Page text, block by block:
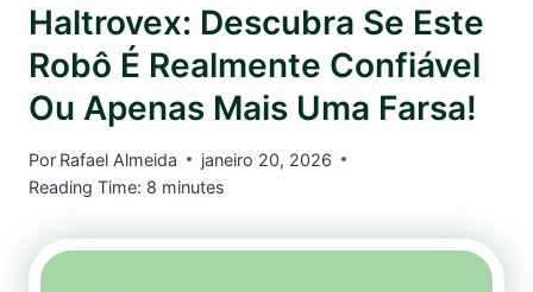
Haltrovex: Descubra Se Este
Robô É Realmente Confiável
Ou Apenas Mais Uma Farsa!
Por Rafael Almeida
janeiro 20, 2026
Reading Time: 8 minutes